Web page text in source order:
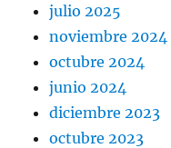
julio 2025
noviembre 2024
octubre 2024
junio 2024
diciembre 2023
octubre 2023